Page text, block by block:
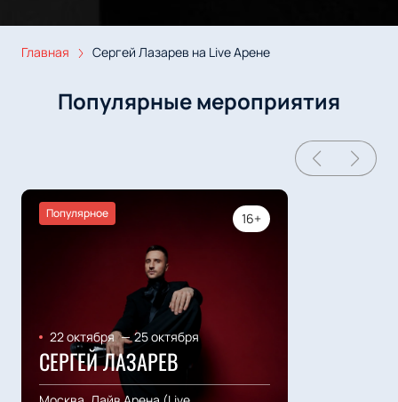
Главная Сергей Лазарев на Live Арене
Популярные мероприятия
Популярное 16+
22 октября — 25 октября
СЕРГЕЙ ЛАЗАРЕВ